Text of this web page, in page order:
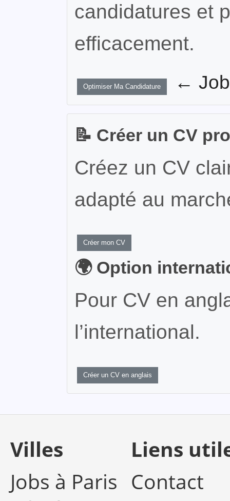
candidatures et
efficacement.
Optimiser Ma Candidature ←
📝 Créer un CV
Créez un CV
adapté au
Créer mon CV
🌍 Option
Pour CV en
l’international.
Créer un CV en anglais
Villes
Jobs à Paris
Liens
Contact